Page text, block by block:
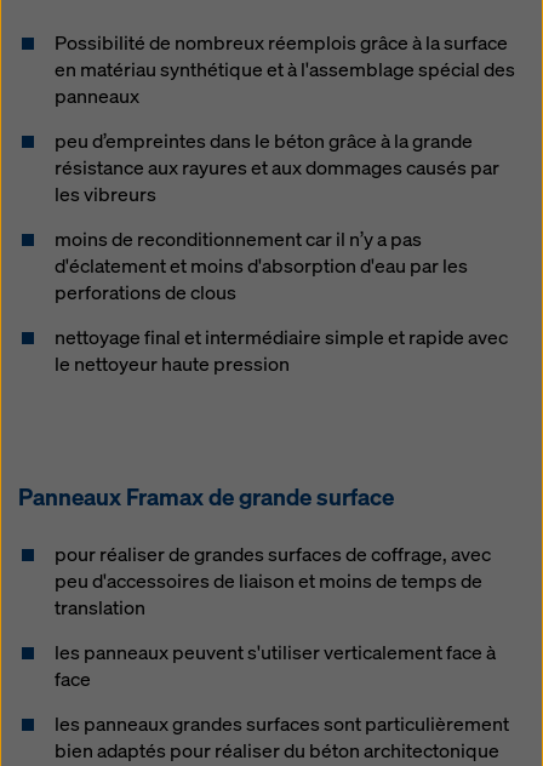
Possibilité de nombreux réemplois grâce à la surface
en matériau synthétique et à l'assemblage spécial des
panneaux
peu d’empreintes dans le béton grâce à la grande
résistance aux rayures et aux dommages causés par
les vibreurs
moins de reconditionnement car il n’y a pas
d'éclatement et moins d'absorption d'eau par les
perforations de clous
nettoyage final et intermédiaire simple et rapide avec
le nettoyeur haute pression
Panneaux Framax de grande surface
pour réaliser de grandes surfaces de coffrage, avec
peu d'accessoires de liaison et moins de temps de
translation
les panneaux peuvent s'utiliser verticalement face à
face
les panneaux grandes surfaces sont particulièrement
bien adaptés pour réaliser du béton architectonique